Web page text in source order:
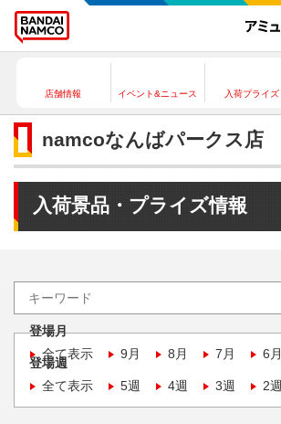
店舗情報 イベント&ニュース 入荷プライズ
namcoなんばパークス店
入荷景品・プライズ情報
登場月
全て表示
9月 8月 7月 6月
登場週
全て表示
5週 4週 3週 2週